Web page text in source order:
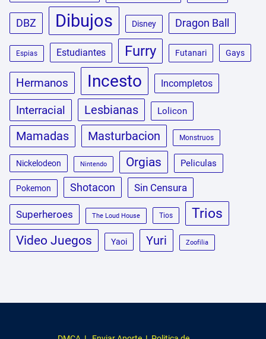
DBZ Dibujos Disney Dragon Ball
Espias Estudiantes Furry Futanari Gays
Hermanos Incesto Incompletos
Interracial Lesbianas Lolicon
Mamadas Masturbacion Monstruos
Nickelodeon Nintendo Orgias Peliculas
Pokemon Shotacon Sin Censura
Superheroes The Loud House Tios Trios
Video Juegos Yaoi Yuri Zoofilia